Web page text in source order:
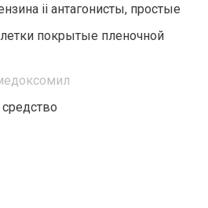
ii антагонисты, простые
покрытые пленочной